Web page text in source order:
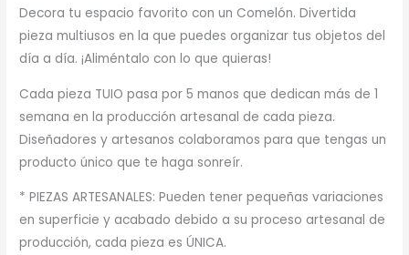
Decora tu espacio favorito con un Comelón. Divertida
pieza multiusos en la que puedes organizar tus objetos del
día a día. ¡Aliméntalo con lo que quieras!
Cada pieza TUIO pasa por 5 manos que dedican más de 1
semana en la producción artesanal de cada pieza.
Diseñadores y artesanos colaboramos para que tengas un
producto único que te haga sonreír.
* PIEZAS ARTESANALES: Pueden tener pequeñas variaciones
en superficie y acabado debido a su proceso artesanal de
producción, cada pieza es ÚNICA.